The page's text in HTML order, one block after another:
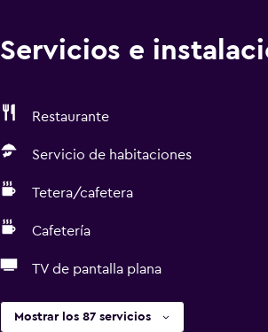
Servicios e
Restaurante
Servicio de habitaciones
Tetera/cafetera
Cafetería
TV de pantalla plana
Mostrar los 87 servicios